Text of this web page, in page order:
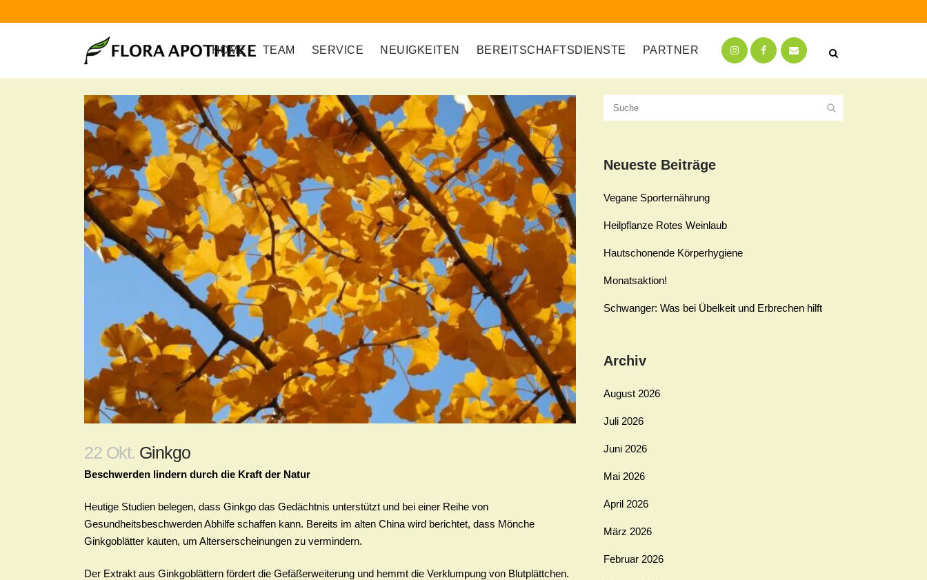
HOME TEAM SERVICE NEUIGKEITEN BEREITSCHAFTSDIENSTE PARTNER
22 Okt. Ginkgo
Beschwerden lindern durch die Kraft der Natur
Heutige Studien belegen, dass Ginkgo das Gedächtnis unterstützt und bei einer Reihe von
Gesundheitsbeschwerden Abhilfe schaffen kann. Bereits im alten China wird berichtet, dass Mönche
Ginkgoblätter kauten, um Alterserscheinungen zu vermindern.
Der Extrakt aus Ginkgoblättern fördert die Gefäßerweiterung und hemmt die Verklumpung von Blutplättchen.
Neueste Beiträge
Vegane Sporternährung
Heilpflanze Rotes Weinlaub
Hautschonende Körperhygiene
Monatsaktion!
Schwanger: Was bei Übelkeit und Erbrechen hilft
Archiv
August 2026
Juli 2026
Juni 2026
Mai 2026
April 2026
März 2026
Februar 2026